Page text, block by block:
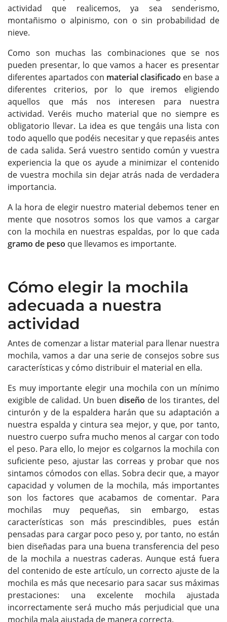
actividad que realicemos, ya sea senderismo,
montañismo o alpinismo, con o sin probabilidad de
nieve.
Como son muchas las combinaciones que se nos
pueden presentar, lo que vamos a hacer es presentar
diferentes apartados con material clasificado en base a
diferentes criterios, por lo que iremos eligiendo
aquellos que más nos interesen para nuestra
actividad. Veréis mucho material que no siempre es
obligatorio llevar. La idea es que tengáis una lista con
todo aquello que podéis necesitar y que repaséis antes
de cada salida. Será vuestro sentido común y vuestra
experiencia la que os ayude a minimizar el contenido
de vuestra mochila sin dejar atrás nada de verdadera
importancia.
A la hora de elegir nuestro material debemos tener en
mente que nosotros somos los que vamos a cargar
con la mochila en nuestras espaldas, por lo que cada
gramo de peso que llevamos es importante.
Cómo elegir la mochila
adecuada a nuestra
actividad
Antes de comenzar a listar material para llenar nuestra
mochila, vamos a dar una serie de consejos sobre sus
características y cómo distribuir el material en ella.
Es muy importante elegir una mochila con un mínimo
exigible de calidad. Un buen diseño de los tirantes, del
cinturón y de la espaldera harán que su adaptación a
nuestra espalda y cintura sea mejor, y que, por tanto,
nuestro cuerpo sufra mucho menos al cargar con todo
el peso. Para ello, lo mejor es colgarnos la mochila con
suficiente peso, ajustar las correas y probar que nos
sintamos cómodos con ellas. Sobra decir que, a mayor
capacidad y volumen de la mochila, más importantes
son los factores que acabamos de comentar. Para
mochilas muy pequeñas, sin embargo, estas
características son más prescindibles, pues están
pensadas para cargar poco peso y, por tanto, no están
bien diseñadas para una buena transferencia del peso
de la mochila a nuestras caderas. Aunque está fuera
del contenido de este artículo, un correcto ajuste de la
mochila es más que necesario para sacar sus máximas
prestaciones: una excelente mochila ajustada
incorrectamente será mucho más perjudicial que una
mochila mala ajustada de manera correcta.